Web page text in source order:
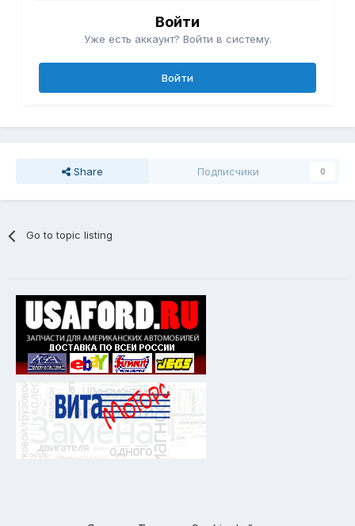
Войти
Уже есть аккаунт? Войти в систему.
Войти
Share Подписчики 0
Go to topic listing